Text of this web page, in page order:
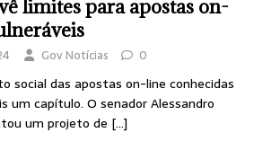
limites para apostas on-
Gov Notícias 0
social das apostas on-line conhecidas
um capítulo. O senador Alessandro
um projeto de […]